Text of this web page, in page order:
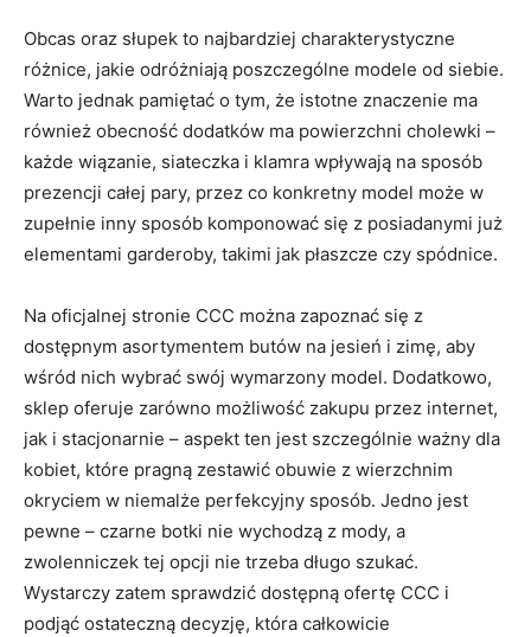
Obcas oraz słupek to najbardziej charakterystyczne
różnice, jakie odróżniają poszczególne modele od siebie.
Warto jednak pamiętać o tym, że istotne znaczenie ma
również obecność dodatków ma powierzchni cholewki –
każde wiązanie, siateczka i klamra wpływają na sposób
prezencji całej pary, przez co konkretny model może w
zupełnie inny sposób komponować się z posiadanymi już
elementami garderoby, takimi jak płaszcze czy spódnice.
Na oficjalnej stronie CCC można zapoznać się z
dostępnym asortymentem butów na jesień i zimę, aby
wśród nich wybrać swój wymarzony model. Dodatkowo,
sklep oferuje zarówno możliwość zakupu przez internet,
jak i stacjonarnie – aspekt ten jest szczególnie ważny dla
kobiet, które pragną zestawić obuwie z wierzchnim
okryciem w niemalże perfekcyjny sposób. Jedno jest
pewne – czarne botki nie wychodzą z mody, a
zwolenniczek tej opcji nie trzeba długo szukać.
Wystarczy zatem sprawdzić dostępną ofertę CCC i
podjąć ostateczną decyzję, która całkowicie